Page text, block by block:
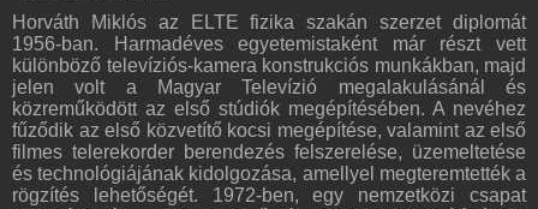
Horváth Miklós az ELTE fizika szakán szerzet diplomát
1956-ban. Harmadéves egyetemistaként már részt vett
különböző televíziós-kamera konstrukciós munkákban, majd
jelen volt a Magyar Televízió megalakulásánál és
közreműködött az első stúdiók megépítésében. A nevéhez
fűződik az első közvetítő kocsi megépítése, valamint az első
filmes telerekorder berendezés felszerelése, üzemeltetése
és technológiájának kidolgozása, amellyel megteremtették a
rögzítés lehetőségét. 1972-ben, egy nemzetközi csapat